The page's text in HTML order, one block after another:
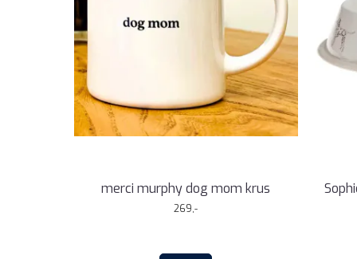
merci murphy dog mom krus
269,-